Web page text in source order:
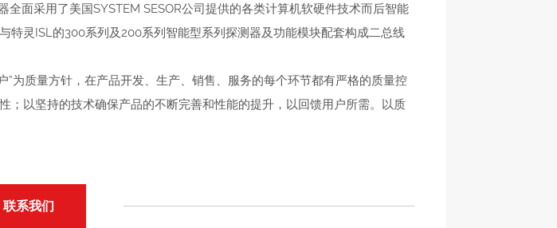
面采用了美国SYSTEM SESOR公司提供的各类计算机软硬件技术而后智能
灵ISL的300系列及200系列智能型系列探测器及功能模块配套构成二总线
质量方针，在产品开发、生产、销售、服务的每个环节都有严格的质量控
以坚持的技术确保产品的不断完善和性能的提升，以回馈用户所需。以质
联系我们